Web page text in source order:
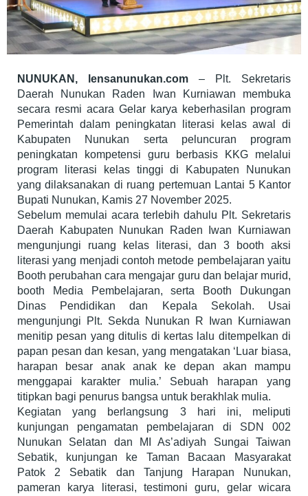
NUNUKAN, lensanunukan.com – Plt. Sekretaris
Daerah Nunukan Raden Iwan Kurniawan membuka
secara resmi acara Gelar karya keberhasilan program
Pemerintah dalam peningkatan literasi kelas awal di
Kabupaten Nunukan serta peluncuran program
peningkatan kompetensi guru berbasis KKG melalui
program literasi kelas tinggi di Kabupaten Nunukan
yang dilaksanakan di ruang pertemuan Lantai 5 Kantor
Bupati Nunukan, Kamis 27 November 2025.
Sebelum memulai acara terlebih dahulu Plt. Sekretaris
Daerah Kabupaten Nunukan Raden Iwan Kurniawan
mengunjungi ruang kelas literasi, dan 3 booth aksi
literasi yang menjadi contoh metode pembelajaran yaitu
Booth perubahan cara mengajar guru dan belajar murid,
booth Media Pembelajaran, serta Booth Dukungan
Dinas Pendidikan dan Kepala Sekolah. Usai
mengunjungi Plt. Sekda Nunukan R Iwan Kurniawan
menitip pesan yang ditulis di kertas lalu ditempelkan di
papan pesan dan kesan, yang mengatakan ‘Luar biasa,
harapan besar anak anak ke depan akan mampu
menggapai karakter mulia.’ Sebuah harapan yang
titipkan bagi penurus bangsa untuk berakhlak mulia.
Kegiatan yang berlangsung 3 hari ini, meliputi
kunjungan pengamatan pembelajaran di SDN 002
Nunukan Selatan dan MI As’adiyah Sungai Taiwan
Sebatik, kunjungan ke Taman Bacaan Masyarakat
Patok 2 Sebatik dan Tanjung Harapan Nunukan,
pameran karya literasi, testimoni guru, gelar wicara